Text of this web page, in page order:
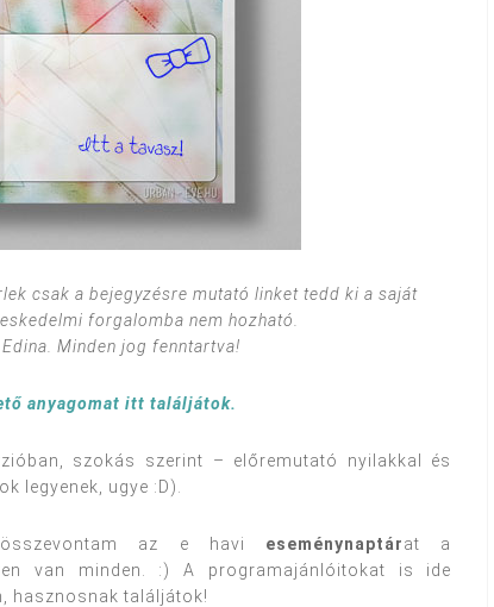
csak a bejegyzésre mutató linket tedd ki a saját
forgalomba nem hozható.
Minden jog fenntartva!
anyagomat itt találjátok.
szokás szerint – előremutató nyilakkal és
legyenek, ugye :D).
az e havi eseménynaptárat a
van minden. :) A programajánlóitokat is ide
hasznosnak találjátok!